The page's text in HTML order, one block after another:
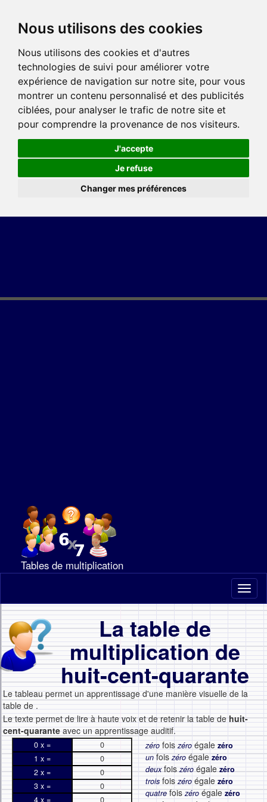
Nous utilisons des cookies
Nous utilisons des cookies et d'autres
technologies de suivi pour améliorer votre
expérience de navigation sur notre site, pour vous
montrer un contenu personnalisé et des publicités
ciblées, pour analyser le trafic de notre site et
pour comprendre la provenance de nos visiteurs.
J'accepte
Je refuse
Changer mes préférences
Tables de multiplication
La table de
multiplication de
huit-cent-quarante
Le tableau permet un apprentissage d'une manière visuelle de la
table de .
Le texte permet de lire à haute voix et de retenir la table dehuit-
cent-quarante avec un apprentissage auditif.
0 x =
0
1 x =
0
2 x =
0
3 x =
0
4 x =
0
zéro foiszéro égale zéro
unfoiszéroégalezéro
deuxfoiszéroégalezéro
trois foiszéro égale zéro
quatrefoiszéroégalezéro